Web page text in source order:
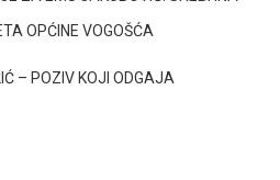
OPĆINE VOGOŠĆA
– POZIV KOJI ODGAJA